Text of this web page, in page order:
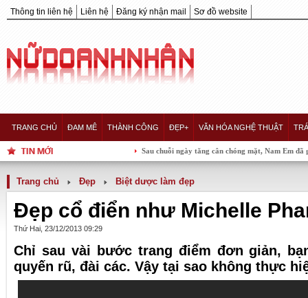
Thông tin liên hệ Liên hệ Đăng ký nhận mail Sơ đồ website
TRANG CHỦ ĐAM MÊ THÀNH CÔNG ĐẸP+ VĂN HÓA NGHỆ THUẬT
Sau chuỗi ngày tăng cân chóng mặt, Nam Em đã giảm 8kg,
Trang chủ Đẹp Biệt dược làm đẹp
Đẹp cổ điển như Michelle
Thứ Hai, 23/12/2013 09:29
Chỉ sau vài bước trang điểm đơn giản,
quyến rũ, đài các. Vậy tại sao không thực